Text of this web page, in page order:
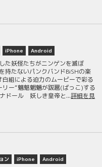
iPhone Android
た妖怪たちがニンゲンを滅ぼ
持たないパンクバンドBiSHの楽
白組による迫力のムービーで彩る
リー“魑魅魍魎が跋扈(ばっこ)する
ドール 妖しき皇帝と...詳細を見
ン iPhone Android